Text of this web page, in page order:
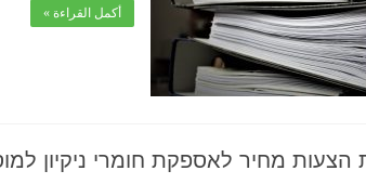
أكمل القراءة »
מחיר לאספקת חומרי ניקיון